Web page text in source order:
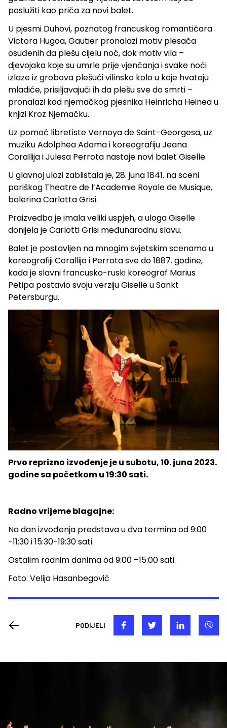
poslužiti kao priča za novi balet.
U pjesmi Duhovi, poznatog francuskog romantičara
Victora Hugoa, Gautier pronalazi motiv plesača
osuđenih da plešu cijelu noć, dok motiv vila –
djevojaka koje su umrle prije vjenčanja i svake noći
izlaze iz grobova plešući vilinsko kolo u koje hvataju
mladiće, prisiljavajući ih da plešu sve do smrti –
pronalazi kod njemačkog pjesnika Heinricha Heinea u
knjizi Kroz Njemačku.
Uz pomoć libretiste Vernoya de Saint-Georgesa, uz
muziku Adolphea Adama i koreografiju Jeana
Corallija i Julesa Perrota nastaje novi balet Giselle.
U glavnoj ulozi zablistala je, 28. juna 1841. na sceni
pariškog Theatre de l’Academie Royale de Musique,
balerina Carlotta Grisi.
Praizvedba je imala veliki uspjeh, a uloga Giselle
donijela je Carlotti Grisi međunarodnu slavu.
Balet je postavljen na mnogim svjetskim scenama u
koreografiji Corallija i Perrota sve do 1887. godine,
kada je slavni francusko-ruski koreograf Marius
Petipa postavio svoju verziju Giselle u Sankt
Petersburgu.
Prvo reprizno izvođenje je u subotu, 10. juna 2023.
godine sa početkom u 19:30 sati.
Radno vrijeme blagajne:
Na dan izvođenja predstava u dva termina od 9:00
-11:30 i 15:30-19:30 sati.
Ostalim radnim danima od 9:00 –15:00 sati.
Foto: Velija Hasanbegović
PODIJELI